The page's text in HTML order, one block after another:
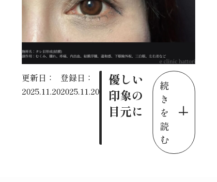
更新日：
2025.11.20
登録日：
2025.11.20
優しい
印象の
目元に
続
き
を
読
む